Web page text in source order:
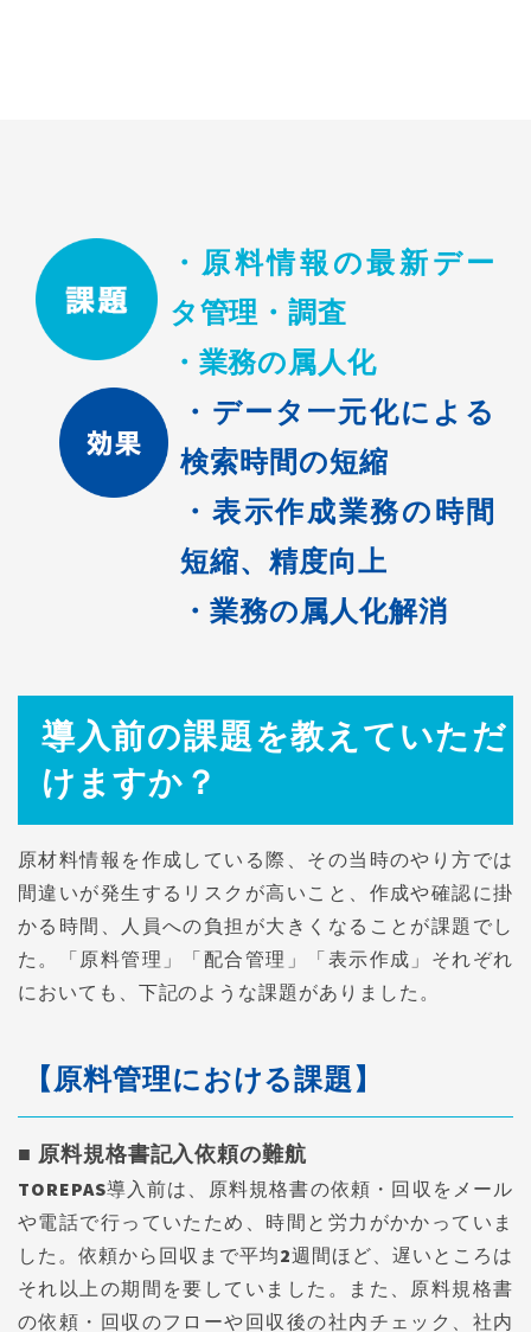
・原料情報の最新デー
タ管理・調査
・業務の属人化
・データ一元化による
検索時間の短縮
・表示作成業務の時間
短縮、精度向上
・業務の属人化解消
導入前の課題を教えていただ
けますか？
原材料情報を作成している際、その当時のやり方では
間違いが発生するリスクが高いこと、作成や確認に掛
かる時間、人員への負担が大きくなることが課題でし
た。「原料管理」「配合管理」「表示作成」それぞれ
においても、下記のような課題がありました。
【原料管理における課題】
■ 原料規格書記入依頼の難航
TOREPAS導入前は、原料規格書の依頼・回収をメール
や電話で行っていたため、時間と労力がかかっていま
した。依頼から回収まで平均2週間ほど、遅いところは
それ以上の期間を要していました。また、原料規格書
の依頼・回収のフローや回収後の社内チェック、社内